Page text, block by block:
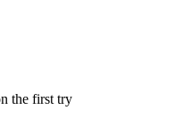
the first try